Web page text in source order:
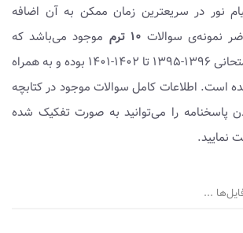
نور در سریعترین زمان ممکن به آن اضافه
نمونه‌ی سوالات ۱۰ ترم
موجود می‌باشد که
شامل نمونه سوال امتحانی ۱۳۹۶-۱۳۹۵ تا ۱۴۰۲-۱۴۰۱ بوده و به همراه
است. اطلاعات کامل سوالات موجود در کتابچه
پاسخنامه را می‌توانید به صورت تفکیک شده
نمایید.
...